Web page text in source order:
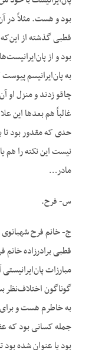
بود و هست. مثلاً در
قطبی گذشته از
بود و از
به پان‌ایرانیسم
چاقو زدند و منزل او
غالباً هم بعدها این
حدی که مقدور بود
نیست این نکته را هم
مادر…
س- فرح.
ج- خانم فرح
قطبی برادرزاده خانم
مبارزات
گوناگون اختلاف‌نظر
به خاطرم هست و
بود یا عنوان شده